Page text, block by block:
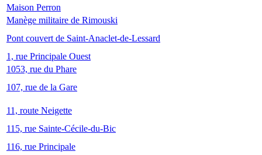
Maison Perron
Manège militaire de Rimouski
Pont couvert de Saint-Anaclet-de-Lessard
1, rue Principale Ouest
1053, rue du Phare
107, rue de la Gare
11, route Neigette
115, rue Sainte-Cécile-du-Bic
116, rue Principale